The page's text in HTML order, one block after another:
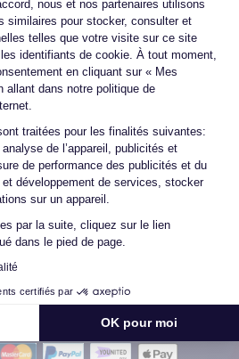
nous et nos partenaires utilisons
similaires pour stocker, consulter et
telles que votre visite sur ce site
identifiants de cookie. À tout moment,
en cliquant sur « Mes
allant dans notre politique de
traitées pour les finalités suivantes:
de l’appareil, publicités et
de performance des publicités et du
et développement de services, stocker
sur un appareil.
par la suite, cliquez sur le lien
dans le pied de page.
certifiés par
OK pour moi
consent
! J'ai acheté mon iPhone 14 Pro
il est nickel. La batterie a été
tous les avis
de Paiement